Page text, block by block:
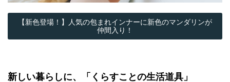
【新色登場！】人気の包まれインナーに新色のマンダリンが
仲間入り！
新しい暮らしに、「くらすことの生活道具」